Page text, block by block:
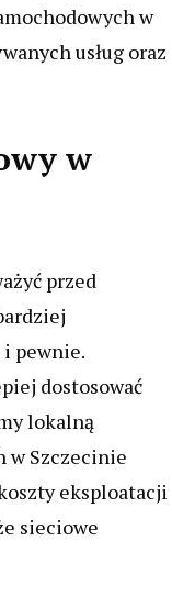
w
usług oraz
w
przed
i pewnie.
dostosować
lokalną
w Szczecinie
eksploatacji
sieciowe